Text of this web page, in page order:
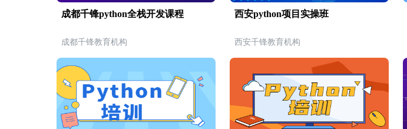
成都千锋python全栈开发课程
成都千锋教育机构
西安python项目实操班
西安千锋教育机构